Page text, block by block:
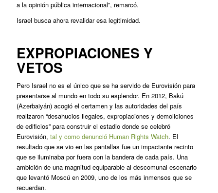
a la opinión pública internacional”, remarcó.
Israel busca ahora revalidar esa legitimidad.
EXPROPIACIONES Y
VETOS
Pero Israel no es el único que se ha servido de Eurovisión para
presentarse al mundo en todo su esplendor. En 2012, Bakú
(Azerbaiyán) acogió el certamen y las autoridades del país
realizaron “desahucios ilegales, expropiaciones y demoliciones
de edificios” para construir el estadio donde se celebró
Eurovisión, tal y como denunció Human Rights Watch. El
resultado que se vio en las pantallas fue un impactante recinto
que se iluminaba por fuera con la bandera de cada país. Una
ambición de una magnitud equiparable al descomunal escenario
que levantó Moscú en 2009, uno de los más inmensos que se
recuerdan.